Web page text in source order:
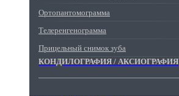
Ортопантомограмма
Телеренгенограмма
Прицельный снимок зуба
КОНДИЛОГРАФИЯ / АКСИОГРАФИЯ